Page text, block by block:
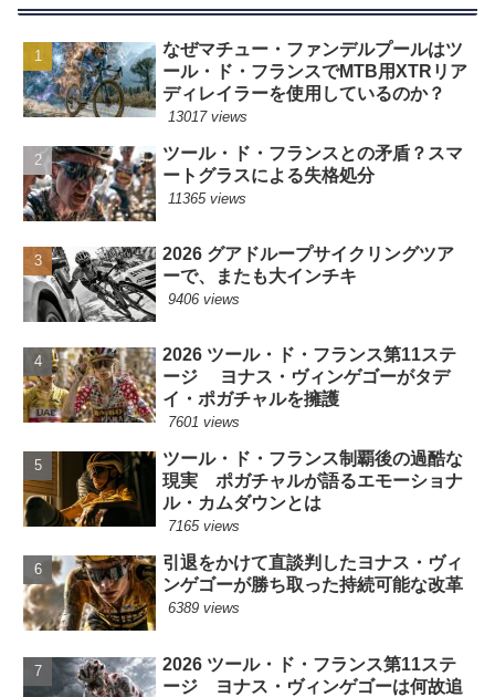
なぜマチュー・ファンデルプールはツ
ール・ド・フランスでMTB用XTRリア
ディレイラーを使用しているのか？
13017 views
ツール・ド・フランスとの矛盾？スマ
ートグラスによる失格処分
11365 views
2026 グアドループサイクリングツア
ーで、またも大インチキ
9406 views
2026 ツール・ド・フランス第11ステ
ージ ヨナス・ヴィンゲゴーがタデ
イ・ポガチャルを擁護
7601 views
ツール・ド・フランス制覇後の過酷な
現実 ポガチャルが語るエモーショナ
ル・カムダウンとは
7165 views
引退をかけて直談判したヨナス・ヴィ
ンゲゴーが勝ち取った持続可能な改革
6389 views
2026 ツール・ド・フランス第11ステ
ージ ヨナス・ヴィンゲゴーは何故追